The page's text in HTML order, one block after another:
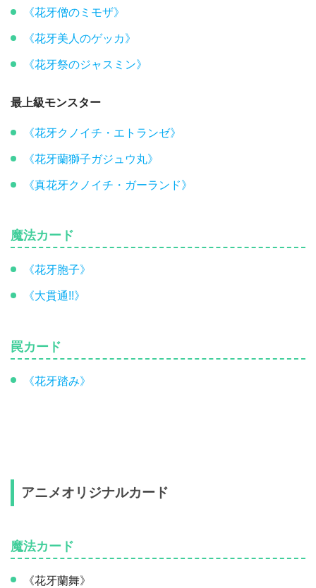
《花牙僧のミモザ》
《花牙美人のゲッカ》
《花牙祭のジャスミン》
最上級モンスター
《花牙クノイチ・エトランゼ》
《花牙蘭獅子ガジュウ丸》
《真花牙クノイチ・ガーランド》
魔法カード
《花牙胞子》
《大貫通!!》
罠カード
《花牙踏み》
アニメオリジナルカード
魔法カード
《花牙蘭舞》